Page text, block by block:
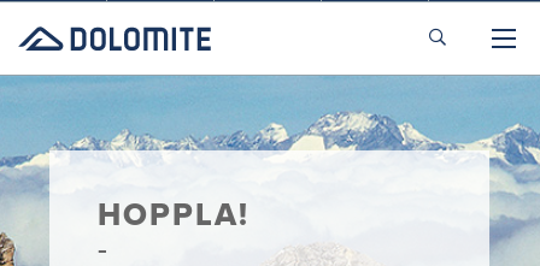
HOPPLA!